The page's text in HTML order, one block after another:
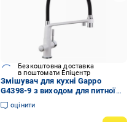
Безкоштовна доставка
в поштомати Епіцентр
Змішувач для кухні Gappo
G4398-9 з виходом для питної
води з гнучким виливом (57974)
оцінити